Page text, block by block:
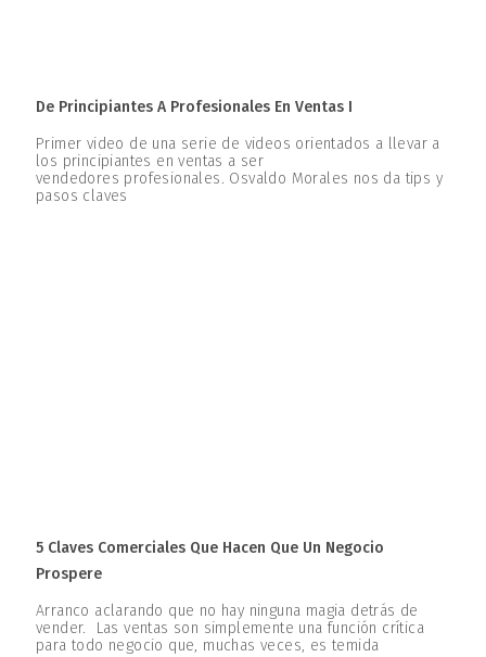
De Principiantes A Profesionales En Ventas I
Primer video de una serie de videos orientados a llevar a
los principiantes en ventas a ser
vendedores profesionales. Osvaldo Morales nos da tips y
pasos claves
5 Claves Comerciales Que Hacen Que Un Negocio
Prospere
Arranco aclarando que no hay ninguna magia detrás de
vender. Las ventas son simplemente una función crítica
para todo negocio que, muchas veces, es temida